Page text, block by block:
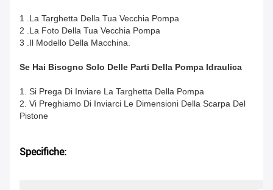
1 .La Targhetta Della Tua Vecchia Pompa
2 .La Foto Della Tua Vecchia Pompa
3 .Il Modello Della Macchina.
Se Hai Bisogno Solo Delle Parti Della Pompa Idraulica
1. Si Prega Di Inviare La Targhetta Della Pompa
2. Vi Preghiamo Di Inviarci Le Dimensioni Della Scarpa Del
Pistone
Specifiche: